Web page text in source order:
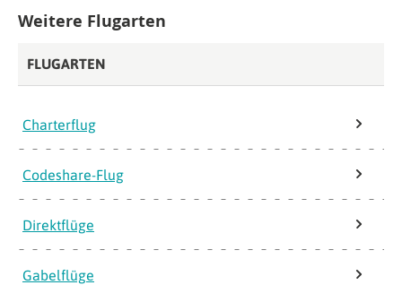
Weitere Flugarten
FLUGARTEN
Charterflug
Codeshare-Flug
Direktflüge
Gabelflüge